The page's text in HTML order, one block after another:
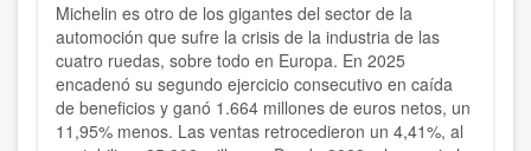
Michelin es otro de los gigantes del sector de la
automoción que sufre la crisis de la industria de las
cuatro ruedas, sobre todo en Europa. En 2025
encadenó su segundo ejercicio consecutivo en caída
de beneficios y ganó 1.664 millones de euros netos, un
11,95% menos. Las ventas retrocedieron un 4,41%, al